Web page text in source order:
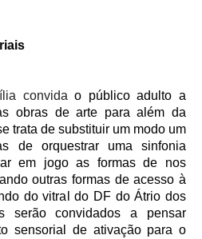
convida o público adulto a
obras de arte para além da
trata de substituir um modo um
de orquestrar uma sinfonia
em jogo as formas de nos
outras formas de acesso à
do vitral do DF do Átrio dos
serão convidados a pensar
sensorial de ativação para o